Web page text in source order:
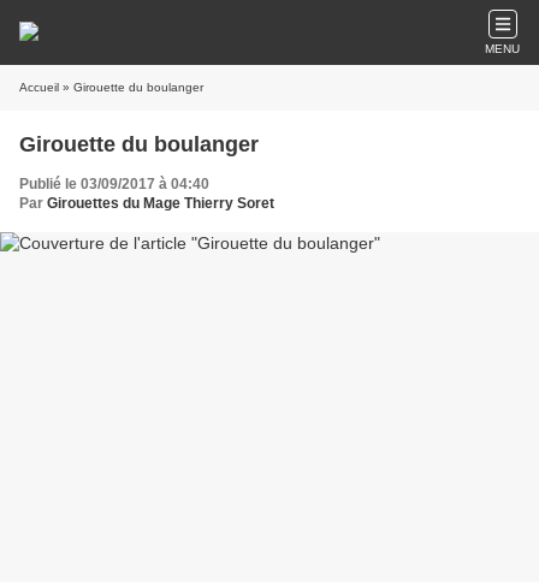
MENU
Accueil » Girouette du boulanger
Girouette du boulanger
Publié le 03/09/2017 à 04:40
Par Girouettes du Mage Thierry Soret